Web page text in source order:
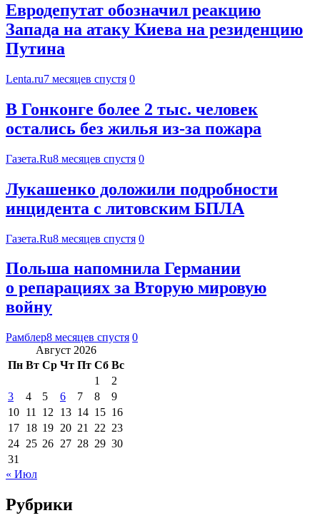
Евродепутат обозначил реакцию
Запада на атаку Киева на резиденцию
Путина
Lenta.ru7 месяцев спустя 0
В Гонконге более 2 тыс. человек
остались без жилья из-за пожара
Газета.Ru8 месяцев спустя 0
Лукашенко доложили подробности
инцидента с литовским БПЛА
Газета.Ru8 месяцев спустя 0
Польша напомнила Германии
о репарациях за Вторую мировую
войну
Рамблер8 месяцев спустя 0
Август 2026
Пн Вт Ср Чт Пт Сб Вс
1
2
3
4 5 6 7 8
9
10 11 12 13 14 15 16
17 18 19 20 21 22 23
24 25 26 27 28 29 30
31
« Июл
Рубрики